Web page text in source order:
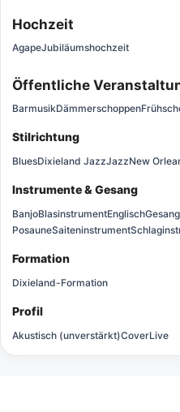
Hochzeit
AgapeJubiläumshochzeit
Öffentliche
BarmusikDämmerschoppen
Stilrichtung
BluesDixieland JazzJazzNew
Instrumente & Gesang
BanjoBlasinstrumentEnglischGesang
PosauneSaiteninstrument
Formation
Dixieland-Formation
Profil
Akustisch (unverstärkt)CoverLive